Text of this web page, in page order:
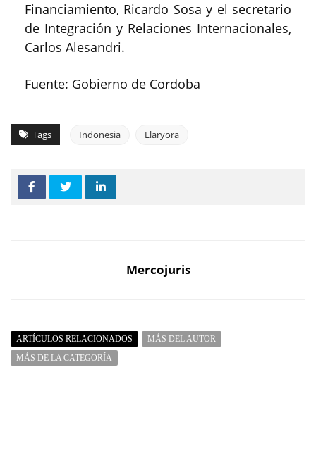
Financiamiento, Ricardo Sosa y el secretario
de Integración y Relaciones Internacionales,
Carlos Alesandri.
Fuente: Gobierno de Cordoba
Tags Indonesia Llaryora
Mercojuris
ARTÍCULOS RELACIONADOS
MÁS DEL AUTOR
MÁS DE LA CATEGORÍA